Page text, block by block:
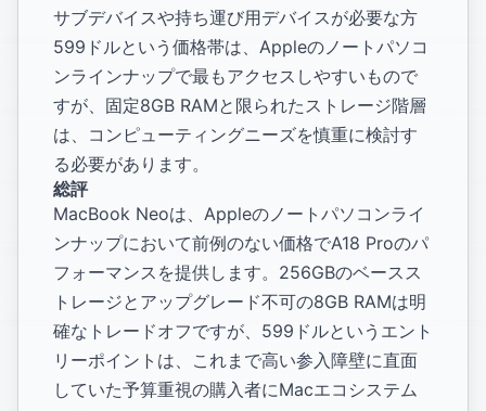
サブデバイスや持ち運び用デバイスが必要な方
599ドルという価格帯は、Appleのノートパソコ
ンラインナップで最もアクセスしやすいもので
すが、固定8GB RAMと限られたストレージ階層
は、コンピューティングニーズを慎重に検討す
る必要があります。
総評
MacBook Neoは、Appleのノートパソコンライ
ンナップにおいて前例のない価格でA18 Proのパ
フォーマンスを提供します。256GBのベースス
トレージとアップグレード不可の8GB RAMは明
確なトレードオフですが、599ドルというエント
リーポイントは、これまで高い参入障壁に直面
していた予算重視の購入者にMacエコシステム